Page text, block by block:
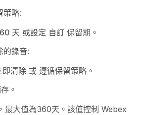
策略:
天 或設定 自訂 保留期。
的錄音:
即清除 或 遵循保留策略 。
。
最大值為360天。該值控制 Webex